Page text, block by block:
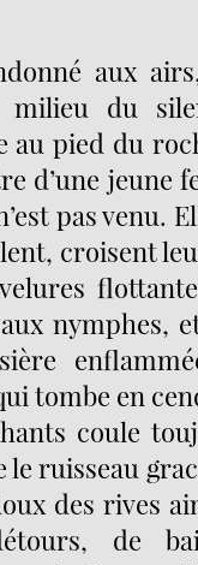
aux
milieu du
au pied du
d’une jeune
pas venu.
croisent
nymphes,
tombe en
coule
le ruisseau
des rives
de